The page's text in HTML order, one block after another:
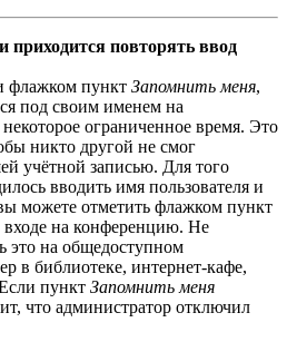
приходится повторять ввод
флажком пункт Запомнить меня,
под своим именем на
ограниченное время. Это
никто другой не смог
учётной записью. Для того
вводить имя пользователя и
можете отметить флажком пункт
входе на конференцию. Не
это на общедоступном
в библиотеке, интернет-кафе,
пункт Запомнить меня
что администратор отключил